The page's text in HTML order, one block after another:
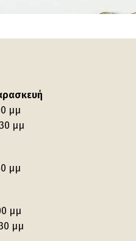
μμ
μμ
μμ
μμ
μμ